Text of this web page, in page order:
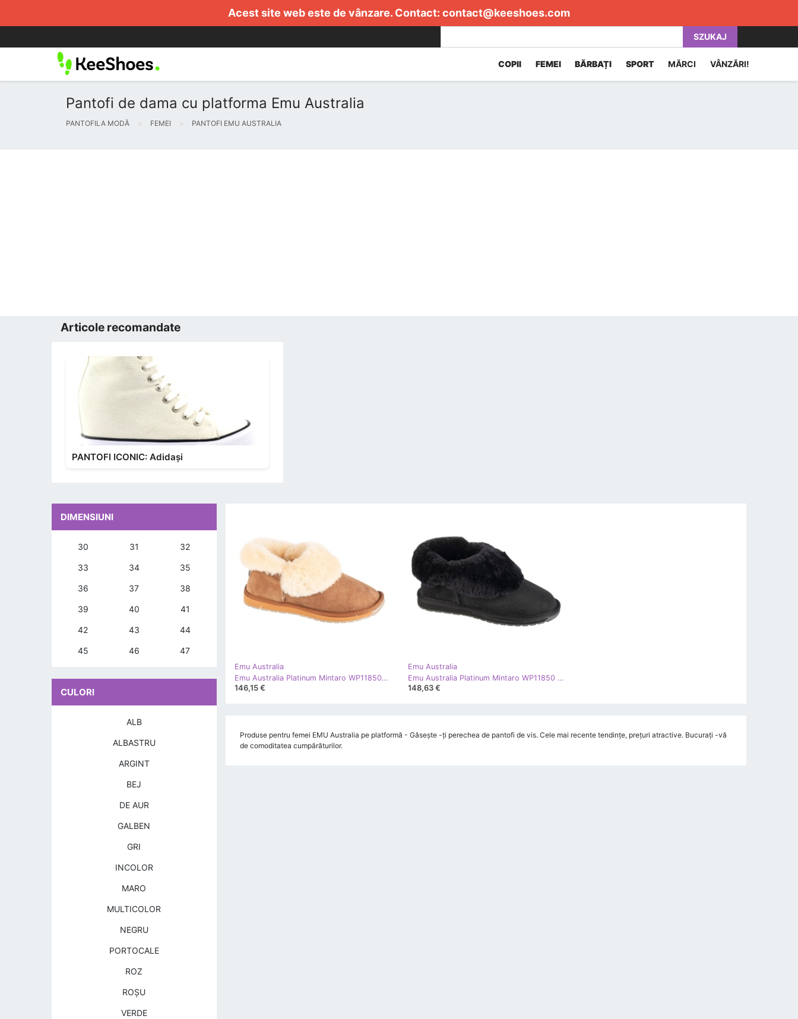
Acest site web este de vânzare. Contact: contact@keeshoes.com
SZUKAJ
COPII FEMEI BĂRBAȚI SPORT MĂRCI VÂNZĂRI!
Pantofi de dama cu platforma Emu Australia
PANTOFILA MODĂ FEMEI PANTOFI EMU AUSTRALIA
Articole recomandate
PANTOFI ICONIC: Adidași
Emu Australia
Emu Australia Platinum Mintaro WP11850-Ches maro
146,15 €
Emu Australia
Emu Australia Platinum Mintaro WP11850 Pantofi-Blak negru
148,63 €
Produse pentru femei EMU Australia pe platformă - Găsește -ți perechea de pantofi de vis. Cele mai recente tendințe, prețuri atractive. Bucurați -vă
de comoditatea cumpărăturilor.
DIMENSIUNI
30 31 32
33 34 35
36 37 38
39 40 41
42 43 44
45 46 47
CULORI
ALB
ALBASTRU
ARGINT
BEJ
DE AUR
GALBEN
GRI
INCOLOR
MARO
MULTICOLOR
NEGRU
PORTOCALE
ROZ
ROŞU
VERDE